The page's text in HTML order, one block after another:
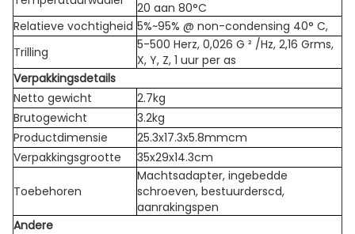
20 aan 80°C
Relatieve vochtigheid 5%~95% @ non-condensing 40° C,
Trilling
5-500 Herz, 0,026 G ² /Hz, 2,16 Grms,
X, Y, Z, 1 uur per as
Verpakkingsdetails
Netto gewicht
2.7kg
Brutogewicht
3.2kg
Productdimensie
25.3x17.3x5.8mmcm
Verpakkingsgrootte
35x29x14.3cm
Toebehoren
Machtsadapter, ingebedde
schroeven, bestuurderscd,
aanrakingspen
Andere